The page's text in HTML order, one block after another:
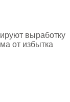
выработку
от избытка